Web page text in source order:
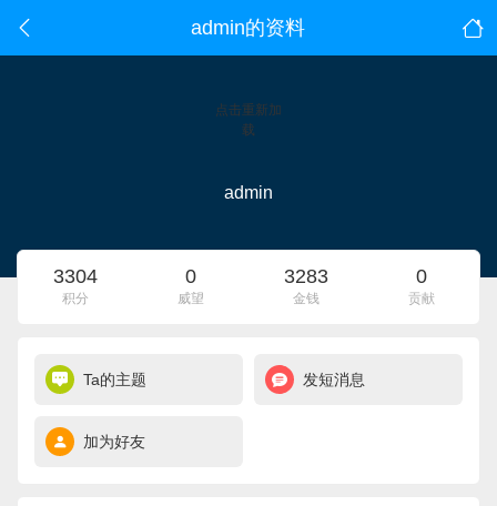
admin的资料
点击重新加
载
admin
3304
积分
0
威望
3283
金钱
0
贡献
Ta的主题 发短消息
加为好友